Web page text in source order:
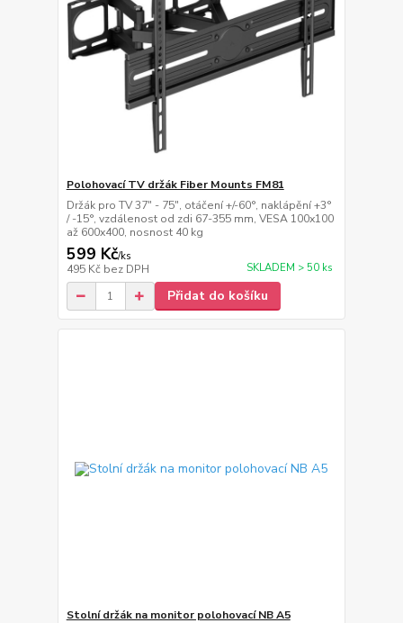
Polohovací TV držák Fiber Mounts FM81
Držák pro TV 37" - 75", otáčení +/-60°, naklápění +3°
/ -15°, vzdálenost od zdi 67-355 mm, VESA 100x100
až 600x400, nosnost 40 kg
599 Kč/ks
495 Kč bez DPH SKLADEM > 50 ks
Přidat do košíku
Stolní držák na monitor polohovací NB A5